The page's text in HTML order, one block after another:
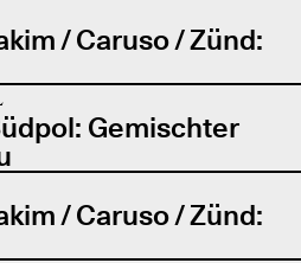
/ Caruso / Zünd:
Gemischter
/ Caruso / Zünd: